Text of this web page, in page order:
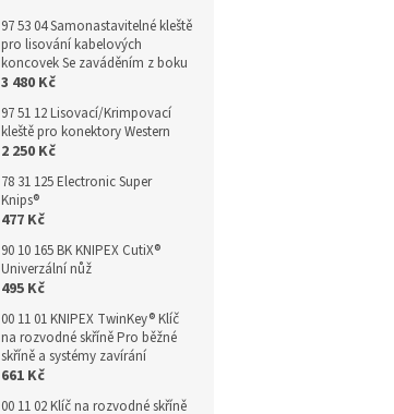
97 53 04 Samonastavitelné kleště
pro lisování kabelových
koncovek Se zaváděním z boku
3 480 Kč
97 51 12 Lisovací/Krimpovací
kleště pro konektory Western
2 250 Kč
78 31 125 Electronic Super
Knips®
477 Kč
90 10 165 BK KNIPEX CutiX®
Univerzální nůž
495 Kč
00 11 01 KNIPEX TwinKey® Klíč
na rozvodné skříně Pro běžné
skříně a systémy zavírání
661 Kč
00 11 02 Klíč na rozvodné skříně